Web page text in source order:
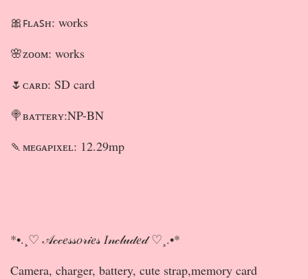
🎀ꜰʟᴀꜱʜ: works
🌸ᴢᴏᴏᴍ: works
🌷ᴄᴀʀᴅ: SD card
🍭ʙᴀᴛᴛᴇʀʏ:NP-BN
🍡ᴍᴇɢᴀᴘɪxᴇʟ: 12.29mp
*•.¸♡ 𝒜𝒸𝒸𝑒𝓈𝓈𝑜𝓇𝒾𝑒𝓈 𝐼𝓃𝒸𝓁𝓊𝒹𝑒𝒹 ♡¸.•*
Camera, charger, battery, cute strap,memory card